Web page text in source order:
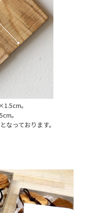
。
。
っております。